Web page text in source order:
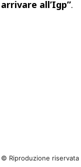
arrivare all’Igp”.
© Riproduzione riservata